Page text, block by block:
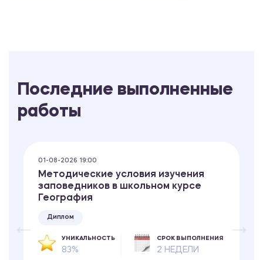
Последние выполненные
работы
01-08-2026 19:00
Методические условия изучения
заповедников в школьном курсе
География
Диплом
УНИКАЛЬНОСТЬ
83%
СРОК ВЫПОЛНЕНИЯ
2 НЕДЕЛИ